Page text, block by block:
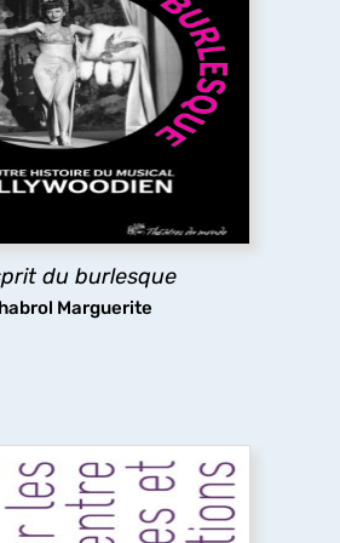
du burlesque
Marguerite
du burlesque
l’âge d’or du film musical
siècle en y cherchant l’héritage
qui se trouve aux origines
sa dimension romantique.
découvrir